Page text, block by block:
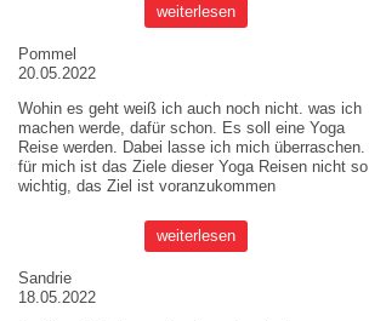
weiterlesen
Pommel
20.05.2022
Wohin es geht weiß ich auch noch nicht. was ich
machen werde, dafür schon. Es soll eine Yoga
Reise werden. Dabei lasse ich mich überraschen.
für mich ist das Ziele dieser Yoga Reisen nicht so
wichtig, das Ziel ist voranzukommen
weiterlesen
Sandrie
18.05.2022